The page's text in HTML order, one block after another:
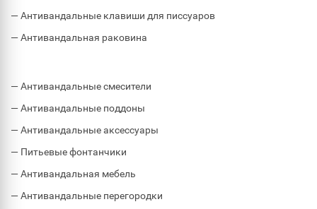
— Антивандальные клавиши для писсуаров
— Антивандальная раковина
— Антивандальные смесители
— Антивандальные поддоны
— Антивандальные аксессуары
— Питьевые фонтанчики
— Антивандальная мебель
— Антивандальные перегородки